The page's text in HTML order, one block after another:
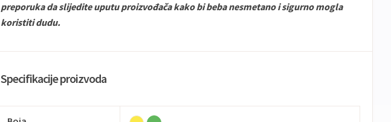
preporuka da slijedite uputu proizvođača kako bi beba nesmetano i sigurno mogla
koristiti dudu.
Specifikacije proizvoda